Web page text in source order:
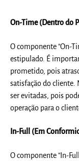
On-Time (Dentro do
O componente "On-
estipulado. É
prometido, pois
satisfação do cliente.
ser evitadas, pois
operação para o
In-Full (Em
O componente "In-